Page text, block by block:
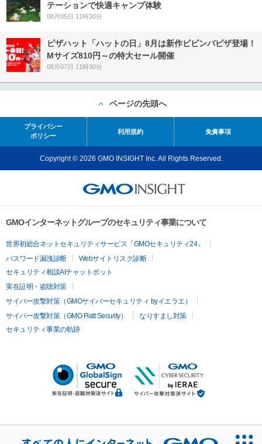
テーションで快適キャンプ体験
08月05日 11時30分
ピザハット「ハットの日」8月は新作ビビンバピザ登場！
Mサイズ810円～の特大セール開催
08月07日 11時30分
ページの先頭へ
プライバシー
ポリシー
利用規約 免責事項
Copyright © 2026 GMO INSIGHT Inc. All Rights Reserved.
GMOインターネットグループのセキュリティ事業について
世界初総合ネットセキュリティサービス「GMOセキュリティ24」
パスワード漏洩診断
Webサイトリスク診断
セキュリティ相談AIチャットボット
実在証明・盗聴対策
サイバー攻撃対策（GMOサイバーセキュリティ byイエラエ）
サイバー攻撃対策（GMO Flatt Security）
なりすまし対策
セキュリティ事業の軌跡